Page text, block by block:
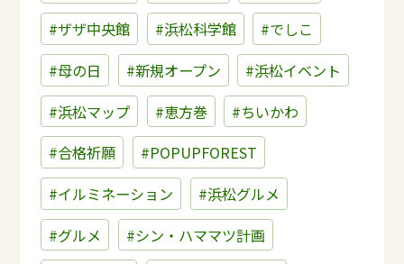
#ザザ中央館
#浜松科学館
#でしこ
#母の日
#新規オープン
#浜松イベント
#浜松マップ
#恵方巻
#ちいかわ
#合格祈願
#POPUPFOREST
#イルミネーション
#浜松グルメ
#グルメ
#シン・ハママツ計画